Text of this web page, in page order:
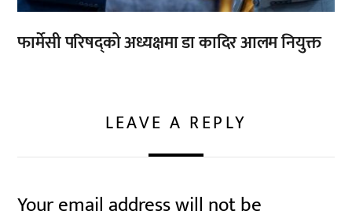
फार्मेसी परिषद्को अध्यक्षमा डा कादिर आलम नियुक्त
LEAVE A REPLY
Your email address will not be